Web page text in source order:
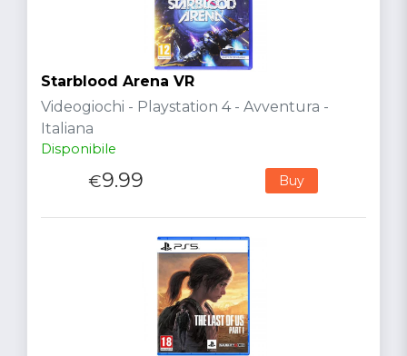
Starblood Arena VR
Videogiochi - Playstation 4 - Avventura -
Italiana
Disponibile
€9.99 Buy